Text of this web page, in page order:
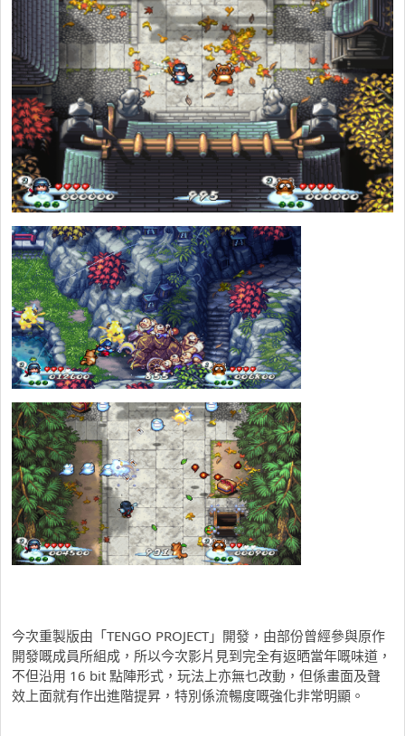
今次重製版由「TENGO PROJECT」開發，由部份曾經參與原作
開發嘅成員所組成，所以今次影片見到完全有返晒當年嘅味道，
不但沿用 16 bit 點陣形式，玩法上亦無乜改動，但係畫面及聲
效上面就有作出進階提昇，特別係流暢度嘅強化非常明顯。